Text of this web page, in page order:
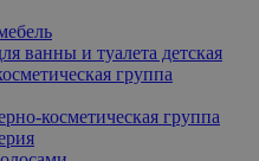
ванны и туалета детская
группа
косметическая группа